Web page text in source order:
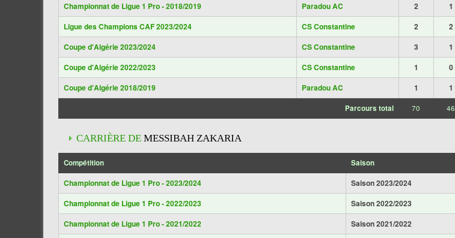
Championnat de Ligue 1 Pro - 2018/2019
Paradou AC 2 1
Ligue des Champions CAF 2023/2024
CS Constantine 2 2
Coupe d'Algérie 2023/2024
CS Constantine 3 1
Coupe d'Algérie 2022/2023
CS Constantine 1 0
Coupe d'Algérie 2018/2019
Paradou AC 1 1
Parcours total 70 46
CARRIÈRE DE MESSIBAH ZAKARIA
Compétition Saison
Championnat de Ligue 1 Pro - 2023/2024 Saison 2023/2024
Championnat de Ligue 1 Pro - 2022/2023
Saison 2022/2023
Championnat de Ligue 1 Pro - 2021/2022
Saison 2021/2022